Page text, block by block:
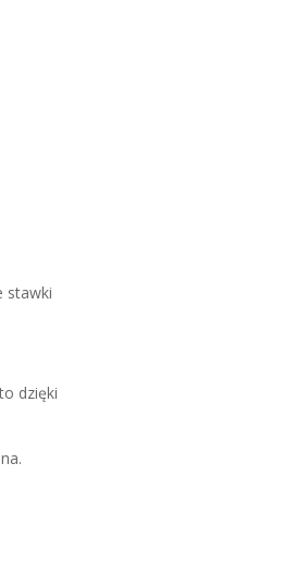
stawki
dzięki